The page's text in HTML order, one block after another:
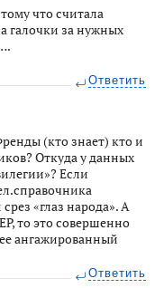
что считала
галочки за нужных
Ответить
(кто знает) кто и
Откуда у данных
Если
«глаз народа». А
то это совершенно
ангажированный
Ответить